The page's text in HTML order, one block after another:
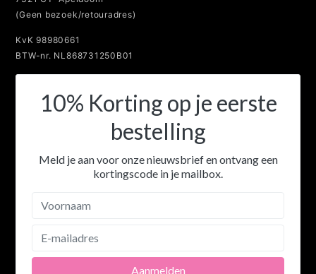
KvK 98980661
BTW-nr. NL868731250B01
10% Korting op je eerste
bestelling
Meld je aan voor onze nieuwsbrief en ontvang een